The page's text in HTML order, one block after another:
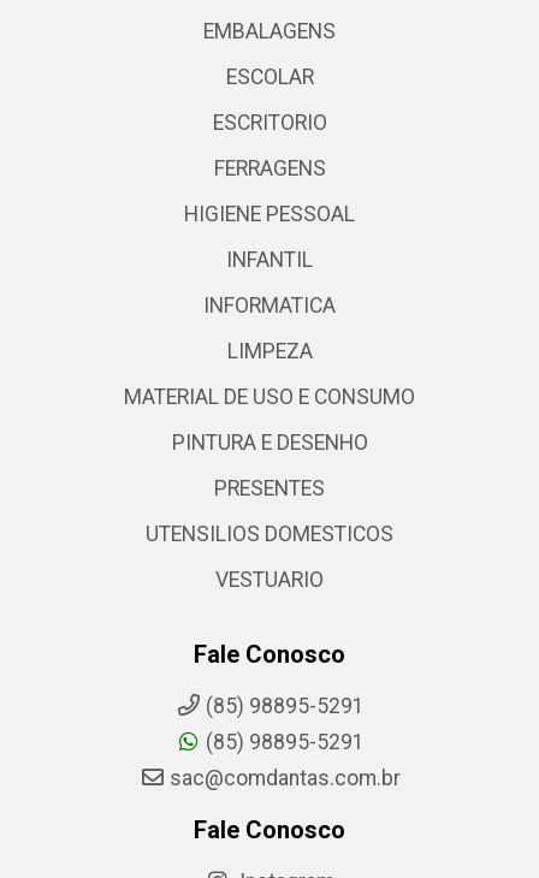
EMBALAGENS
ESCOLAR
ESCRITORIO
FERRAGENS
HIGIENE PESSOAL
INFANTIL
INFORMATICA
LIMPEZA
MATERIAL DE USO E CONSUMO
PINTURA E DESENHO
PRESENTES
UTENSILIOS DOMESTICOS
VESTUARIO
Fale Conosco
(85) 98895-5291
(85) 98895-5291
sac@comdantas.com.br
Fale Conosco